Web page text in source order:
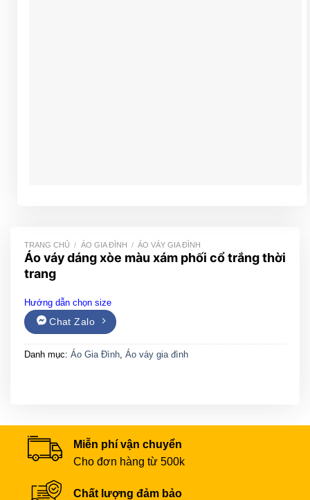
TRANG CHỦ / ÁO GIA ĐÌNH / ÁO VÁY GIA ĐÌNH
Áo váy dáng xòe màu xám phối cổ trắng thời
trang
Hướng dẫn chọn size
Chat Zalo
Danh mục: Áo Gia Đình Áo váy gia đình
Miễn phí vận chuyển
Cho đơn hàng từ 500k
Chất lượng đảm bảo